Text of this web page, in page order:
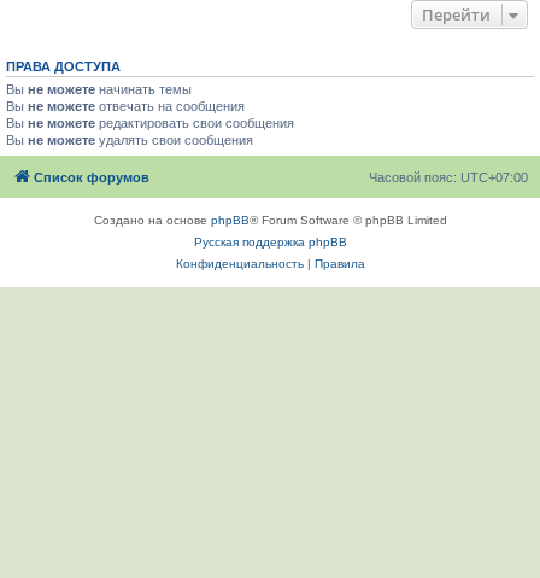
Перейти
ПРАВА ДОСТУПА
Вы не можете начинать темы
Вы не можете отвечать на сообщения
Вы не можете редактировать свои сообщения
Вы не можете удалять свои сообщения
Список форумов Часовой пояс: UTC+07:00
Создано на основе phpBB® Forum Software © phpBB Limited
Русская поддержка phpBB
Конфиденциальность| Правила